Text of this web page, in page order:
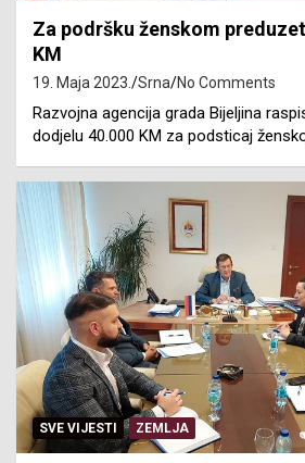
Za podršku ženskom
KM
19. Maja 2023. Srna No Comments
Razvojna agencija grada Bijeljina
dodjelu 40.000 KM za podsticaj
SVE VIJESTI ZEMLJA